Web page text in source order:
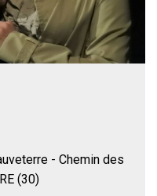
- Chemin des
(30)